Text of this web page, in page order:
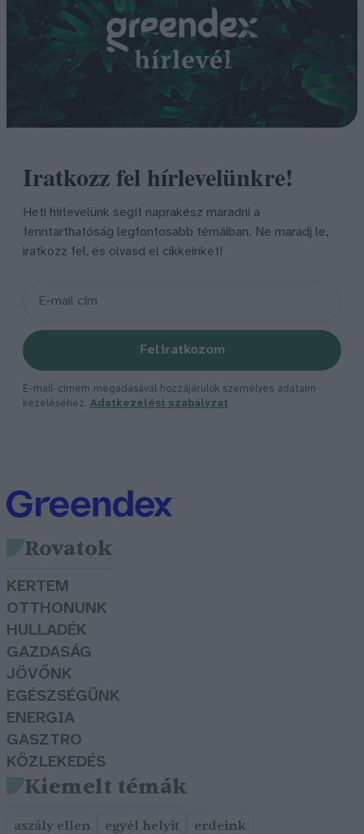
Iratkozz fel hírlevelünkre!
Heti hírlevelünk segít naprakész maradni a
fenntarthatóság legfontosabb témáiban. Ne maradj le,
iratkozz fel, és olvasd el cikkeinket!
Feliratkozom
E-mail-címem megadásával hozzájárulok személyes adataim
kezeléséhez. Adatkezelési szabályzat
Rovatok
KERTEM
OTTHONUNK
HULLADÉK
GAZDASÁG
JÖVŐNK
EGÉSZSÉGÜNK
ENERGIA
GASZTRO
KÖZLEKEDÉS
Kiemelt témák
aszály ellen egyél helyit erdeink